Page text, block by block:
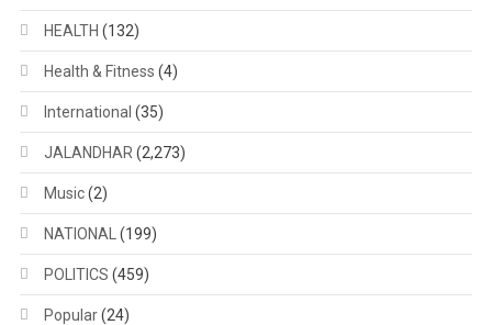
HEALTH (132)
Health & Fitness (4)
International (35)
JALANDHAR (2,273)
Music(2)
NATIONAL (199)
POLITICS (459)
Popular(24)